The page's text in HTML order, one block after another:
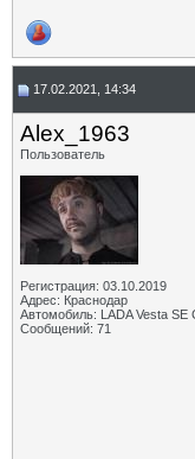
17.02.2021, 14:34
Alex_1963
Пользователь
Регистрация: 03.10.2019
Адрес: Краснодар
Автомобиль: LADA Vesta SE
Сообщений: 71